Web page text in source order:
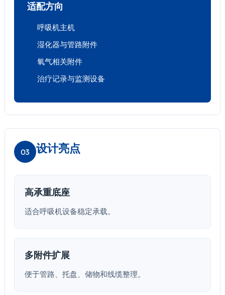
适配方向
呼吸机主机
湿化器与管路附件
氧气相关附件
治疗记录与监测设备
03 设计亮点
高承重底座
适合呼吸机设备稳定承载。
多附件扩展
便于管路、托盘、储物和线缆整理。